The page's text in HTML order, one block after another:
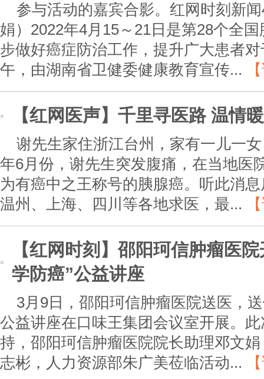
参与活动的嘉宾合影。红网时刻新
娟）2022年4月15～21日是第28个全
步做好癌症防治工作，提升广大患者
午，由湖南省卫健委健康教育宣传...
【红网医声】千里寻医路 温情
谢先生家住浙江台州，家有一儿一
年6月份，谢先生突发腹痛，在当地医
为有癌中之王称号的胰腺癌。听此消
温州、上海、四川等各地求医，最...
【红网时刻】邵阳珂信肿瘤医
学防癌”公益讲座
3月9日，邵阳珂信肿瘤医院送医，
公益讲座在口味王集团会议室开展。
持，邵阳珂信肿瘤医院院长助理邓文
志彬，人力资源部朱广美莅临活动...